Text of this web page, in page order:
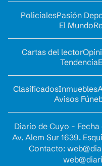
PolicialesPasión
El Mundo
Cartas del lector
Tendencia
ClasificadosInmuebles
Avisos
Diario de Cuyo -
Av. Alem Sur 1639.
Contacto: